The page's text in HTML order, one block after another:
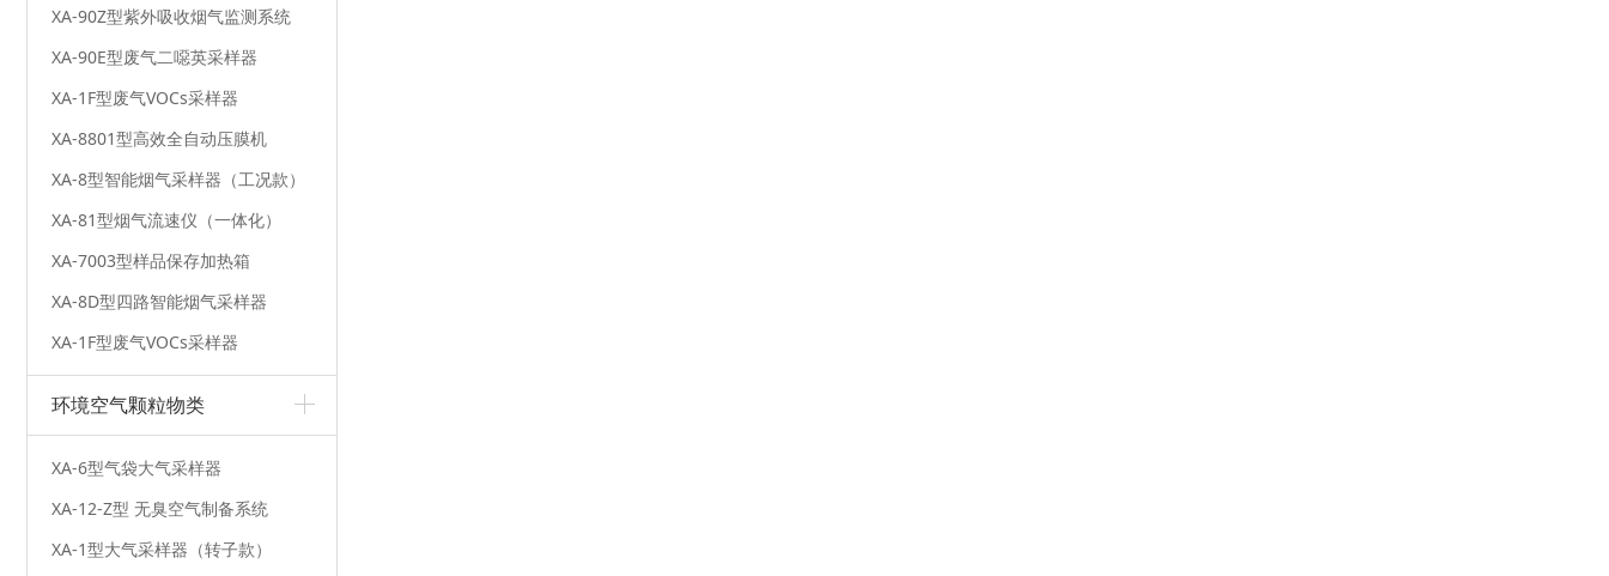
XA-90Z型紫外吸收烟气监测系统
XA-90E型废气二噁英采样器
XA-1F型废气VOCs采样器
XA-8801型高效全自动压膜机
XA-8型智能烟气采样器（工况款）
XA-81型烟气流速仪（一体化）
XA-7003型样品保存加热箱
XA-8D型四路智能烟气采样器
XA-1F型废气VOCs采样器
环境空气颗粒物类
XA-6型气袋大气采样器
XA-12-Z型 无臭空气制备系统
XA-1型大气采样器（转子款）